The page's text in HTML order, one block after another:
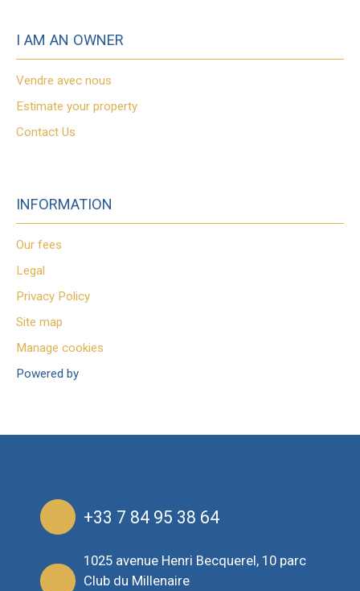
I AM AN OWNER
Vendre avec nous
Estimate your property
Contact Us
INFORMATION
Our fees
Legal
Privacy Policy
Site map
Manage cookies
Powered by
+33 7 84 95 38 64
1025 avenue Henri Becquerel, 10 parc
Club du Millenaire